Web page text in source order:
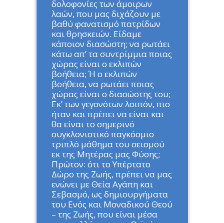
δολοφονίες των άμοιρων
λαών, που μας διχάζουν με
βαθύ φανατισμό πατρίδων
και θρησκειών. Είδαμε
κάποιον διασώστη; να ρωτάει
κάτω απ’ τα συντρίμμια ποιας
χώρας είναι ο εκλιπών
βοήθεια; Ή ο εκλιπών
βοήθεια, να ρωτάει ποιας
χώρας είναι ο διασώστης του;
Εκ’ των γεγονότων λοιπόν, πιο
ήταν και πρέπει να είναι και
θα είναι το σημερινό
συγκλονιστικό παγκόσμιο
τριπλό μάθημα του σεισμού
εκ της Μητέρας μας Φύσης;
Πρώτον: ότι το Υπέρτατο
Δώρο της Ζωής, πρέπει να μας
ενώνει με Θεία Αγάπη και
Σεβασμό, ως δημιουργήματα
του Ενός και Μοναδικού Θεού
– της Ζωής, που είναι μέσα